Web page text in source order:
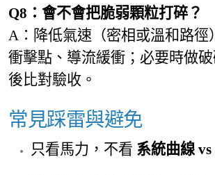
Q8：會不會把脆弱顆粒打碎？
A：降低氣速（密相或溫和路徑
衝擊點、導流緩衝；必要時做
後比對驗收。
常見踩雷與避免
只看馬力，不看 系統曲線